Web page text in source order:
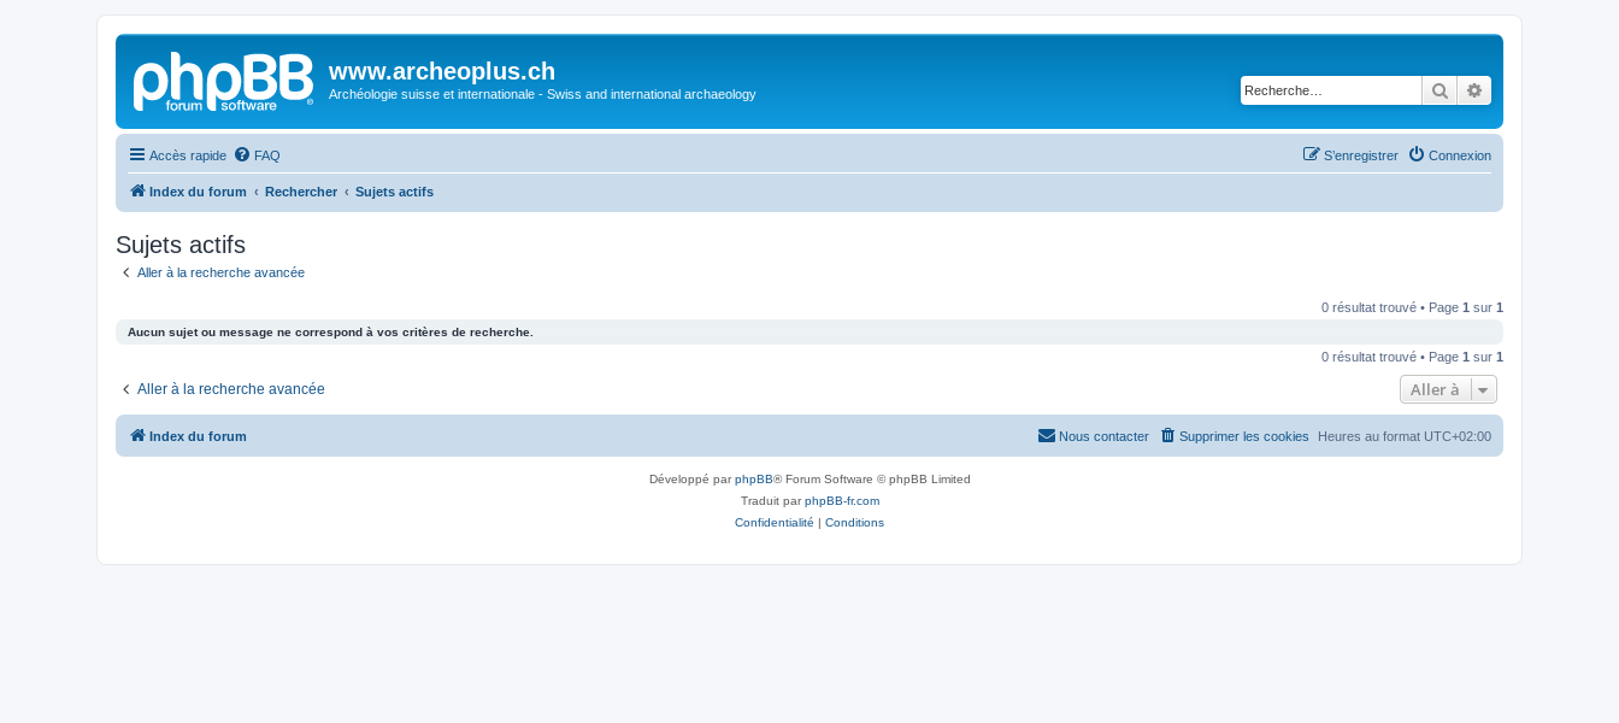
www.archeoplus.ch
Archéologie suisse et internationale - Swiss and international archaeology Rechercher
Accès rapide FAQ Connexion
S’enregistrer
Index du forum Rechercher Sujets actifs
Sujets actifs
Aller à la recherche avancée
0 résultat trouvé • Page 1 sur 1
Aucun sujet ou message ne correspond à vos critères de recherche.
0 résultat trouvé • Page 1 sur 1
Aller à la recherche avancée Aller à
Index du forum Heures au format UTC+02:00
Supprimer les cookies
Nous contacter
Développé parphpBB® Forum Software © phpBB Limited
Traduit parphpBB-fr.com
Confidentialité | Conditions